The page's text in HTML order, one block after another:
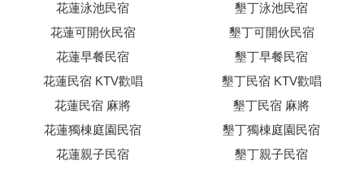
花蓮泳池民宿
花蓮可開伙民宿
花蓮早餐民宿
花蓮民宿 KTV歡唱
花蓮民宿 麻將
花蓮獨棟庭園民宿
花蓮親子民宿
墾丁泳池民宿
墾丁可開伙民宿
墾丁早餐民宿
墾丁民宿 KTV歡唱
墾丁民宿 麻將
墾丁獨棟庭園民宿
墾丁親子民宿